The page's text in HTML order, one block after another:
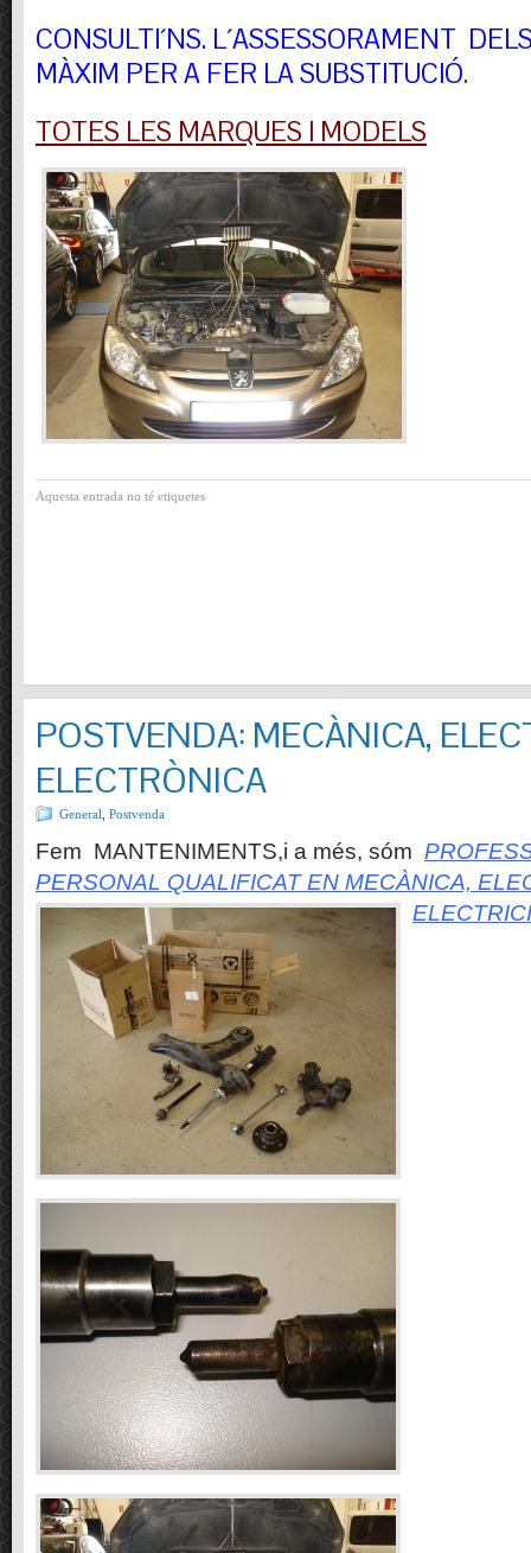
CONSULTI´NS. L´ASSESSORAMENT
MÀXIM PER A FER LA SUBSTITUCIÓ.
TOTES LES MARQUES I MODELS
Aquesta entrada no té etiquetes
POSTVENDA: MECÀNICA,
ELECTRÒNICA
General Postvenda
Fem MANTENIMENTS,i a més, sóm
PERSONAL QUALIFICAT EN MECÀNICA,